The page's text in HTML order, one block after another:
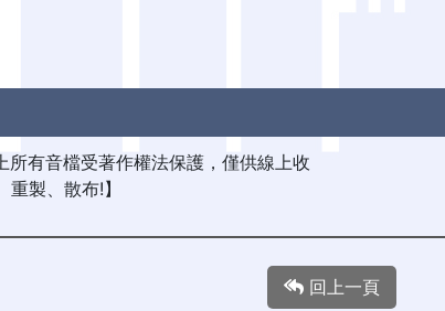
所有音檔受著作權法保護，僅供線上收
製、散布!】
回上一頁